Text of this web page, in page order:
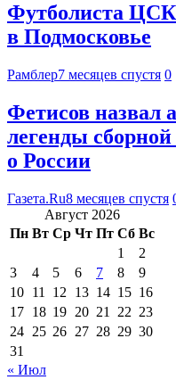
Футболиста
в Подмосковье
Рамблер7 месяцев спустя 0
Фетисов назвал
легенды
о России
Газета.Ru8 месяцев спустя
Август 2026
Пн Вт Ср Чт Пт Сб Вс
1
2
3
4 5 6 7 8
9
10 11 12 13 14 15 16
17 18 19 20 21 22 23
24 25 26 27 28 29 30
31
« Июл